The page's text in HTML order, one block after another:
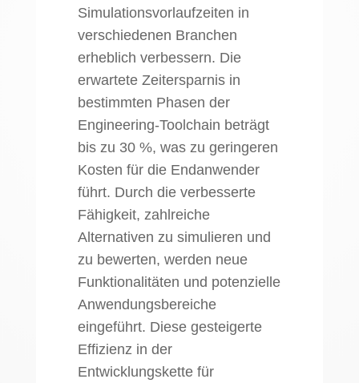
Simulationsvorlaufzeiten in
verschiedenen Branchen
erheblich verbessern. Die
erwartete Zeitersparnis in
bestimmten Phasen der
Engineering-Toolchain beträgt
bis zu 30 %, was zu geringeren
Kosten für die Endanwender
führt. Durch die verbesserte
Fähigkeit, zahlreiche
Alternativen zu simulieren und
zu bewerten, werden neue
Funktionalitäten und potenzielle
Anwendungsbereiche
eingeführt. Diese gesteigerte
Effizienz in der
Entwicklungskette für